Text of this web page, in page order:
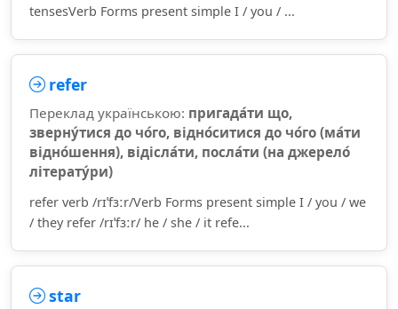
tensesVerb Forms present simple I / you / ...
refer
Переклад українською: пригада́ти що,
зверну́тися до чо́го, відно́ситися до чо́го (ма́ти
відно́шення), відісла́ти, посла́ти (на джерело́
літерату́ри)
refer verb /rɪˈfɜːr/Verb Forms present simple I / you / we
/ they refer /rɪˈfɜːr/ he / she / it refe...
star